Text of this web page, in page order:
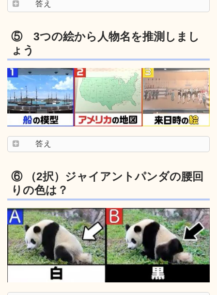
答え
⑤ 3つの絵から人物名を推測しまし
ょう
答え
⑥ （2択）ジャイアントパンダの腰回
りの色は？